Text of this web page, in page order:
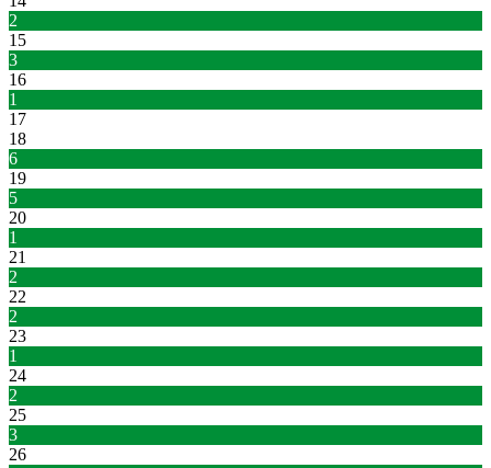
2
15
3
16
1
17
18
6
19
5
20
1
21
2
22
2
23
1
24
2
25
3
26